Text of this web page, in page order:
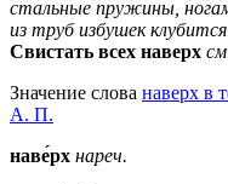
стальные пружины,
из труб избушек
Свистать всех наверх см
Значение слова наверх в
А. П.
наве́рх нареч.